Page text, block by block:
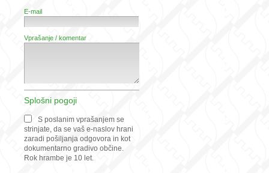
E-mail
Vprašanje / komentar
Splošni pogoji
S poslanim vprašanjem se
strinjate, da se vaš e-naslov hrani
zaradi pošiljanja odgovora in kot
dokumentarno gradivo občine.
Rok hrambe je 10 let.